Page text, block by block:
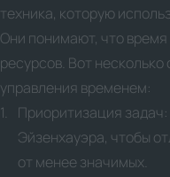
техника, которую
Они понимают, что
ресурсов. Вот
управления временем:
Приоритизация
Эйзенхауэра, чтобы
от менее значимых.